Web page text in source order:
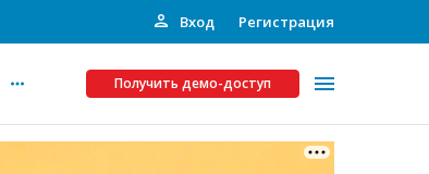
Вход Регистрация
Получить демо-доступ